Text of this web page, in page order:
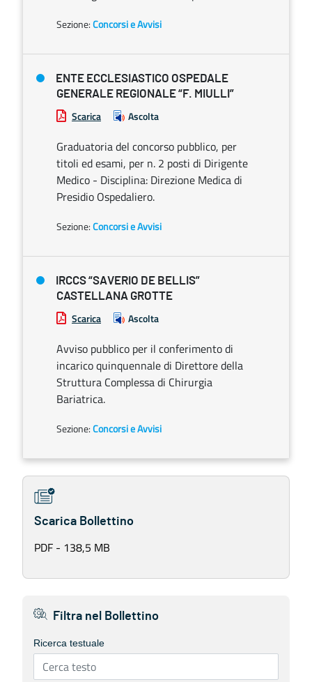
Sezione:Concorsi e Avvisi
ENTE ECCLESIASTICO OSPEDALE
GENERALE REGIONALE “F. MIULLI”
Scarica Ascolta
Graduatoria del concorso pubblico, per
titoli ed esami, per n. 2 posti di Dirigente
Medico - Disciplina: Direzione Medica di
Presidio Ospedaliero.
Sezione:Concorsi e Avvisi
IRCCS “SAVERIO DE BELLIS”
CASTELLANA GROTTE
Scarica Ascolta
Avviso pubblico per il conferimento di
incarico quinquennale di Direttore della
Struttura Complessa di Chirurgia
Bariatrica.
Sezione:Concorsi e Avvisi
Scarica Bollettino
PDF - 138,5 MB
Filtra nel Bollettino
Ricerca testuale